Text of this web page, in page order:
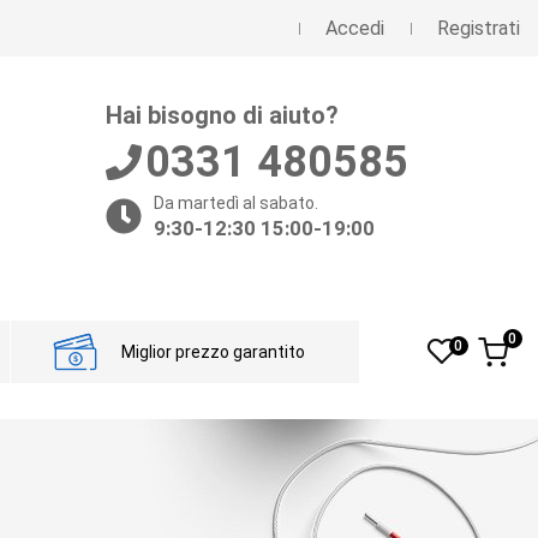
Accedi Registrati
Hai bisogno di aiuto?
0331 480585
Da martedì al sabato.
9:30-12:30 15:00-19:00
Miglior prezzo garantito 0 0